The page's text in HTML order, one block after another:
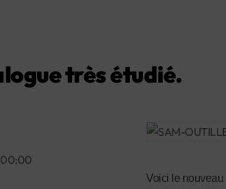
très étudié.
00:00
Voici le nouveau